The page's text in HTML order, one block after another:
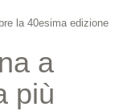
la 40esima edizione
a
più